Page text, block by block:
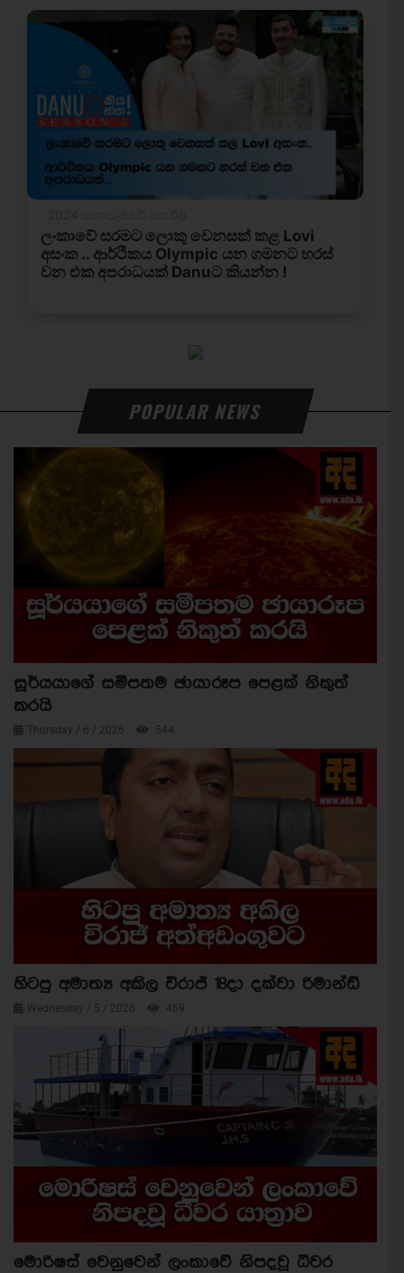
POPULAR NEWS
සූර්යයාගේ සමීපතම ඡායාරූප පෙළක් නිකුත්
කරයි
Thursday / 6 / 2026 544
හිටපු අමාත්‍ය අකිල විරාජ් 18දා දක්වා රිමාන්ඩ්
Wednesday / 5 / 2026 469
මොරිෂස් වෙනුවෙන් ලංකාවේ නිපදවූ ධීවර